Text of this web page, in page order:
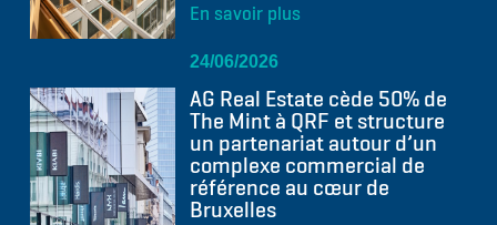
En savoir plus
24/06/2026
AG Real Estate cède 50% de
The Mint à QRF et structure
un partenariat autour d’un
complexe commercial de
référence au cœur de
Bruxelles